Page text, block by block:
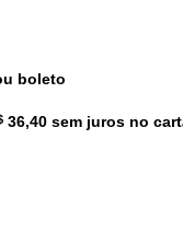
boleto
36,40 sem juros no
II quantidade